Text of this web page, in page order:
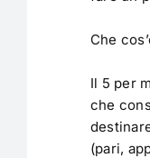
Che
Il 5 per
che
(pari,